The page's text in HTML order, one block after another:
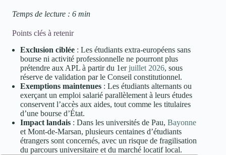
Temps de lecture : 6 min
Points clés à retenir
Exclusion ciblée : Les étudiants extra-européens sans
bourse ni activité professionnelle ne pourront plus
prétendre aux APL à partir du 1erjuillet 2026, sous
réserve de validation par le Conseil constitutionnel.
Exemptions maintenues : Les étudiants alternants ou
exerçant un emploi salarié parallèlement à leurs études
conservent l’accès aux aides, tout comme les titulaires
d’une bourse d’État.
Impact landais : Dans les universités de Pau, Bayonne
et Mont-de-Marsan, plusieurs centaines d’étudiants
étrangers sont concernés, avec un risque de fragilisation
du parcours universitaire et du marché locatif local.